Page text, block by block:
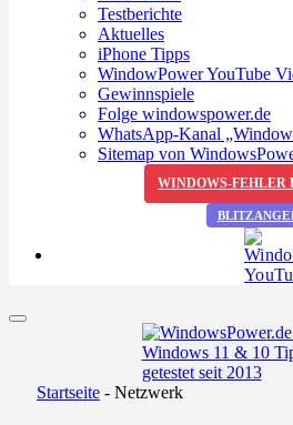
Testberichte
Aktuelles
iPhone Tipps
WindowPower YouTube
Gewinnspiele
Folge windowspower.de
WhatsApp-Kanal
Sitemap von
WINDOWS-FEHLER
Startseite - Netzwerk